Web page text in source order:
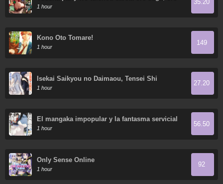
kara sudatte kuretayoude ureshii. Nanode
daiseijo, omae ni otte korarete ha
1 hour
35.20
Kono Oto Tomare!
1 hour
149
Isekai Saikyou no Daimaou, Tensei Shi
Boukensha ni Naru
1 hour
27.20
El mangaka impopular y la fantasma servicial
1 hour
56.50
Only Sense Online
1 hour
92